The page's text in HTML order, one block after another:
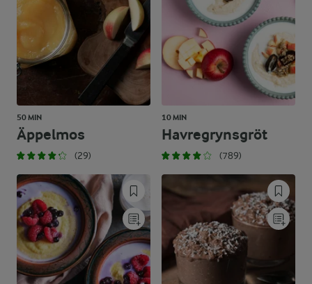
50 MIN
Äppelmos
(29)
10 MIN
Havregrynsgröt
(789)